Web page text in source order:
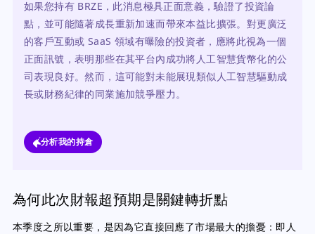
如果您持有 BRZE，此消息極具正面意義，驗證了投資論
點，並可能隨著成長重新加速而帶來本益比擴張。對更廣泛
的客戶互動或 SaaS 領域有曝險的投資者，應將此視為一個
正面訊號，表明那些在其平台內成功將人工智慧貨幣化的公
司表現良好。然而，這可能對未能展現類似人工智慧驅動成
長或財務紀律的同業施加競爭壓力。
分析我的持倉
為何此次財報超預期是關鍵轉折點
本季度之所以重要，是因為它直接回應了市場最大的擔憂：即人